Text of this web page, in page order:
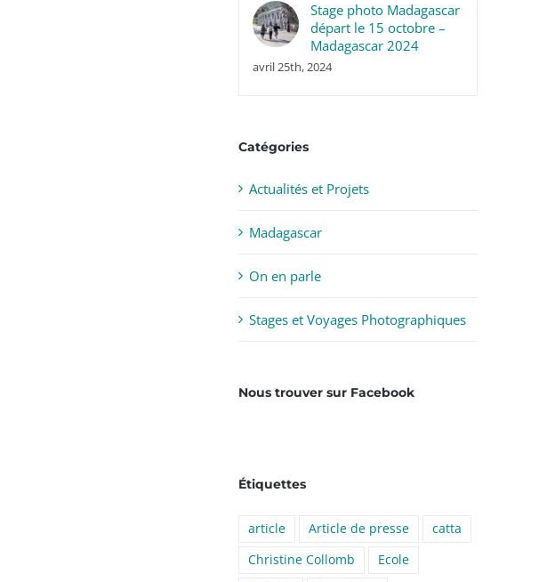
Stage photo Madagascar
départ le 15 octobre –
Madagascar 2024
avril 25th, 2024
Catégories
Actualités et Projets
Madagascar
On en parle
Stages et Voyages Photographiques
Nous trouver sur Facebook
Étiquettes
article Article de presse
catta
Christine Collomb
Ecole